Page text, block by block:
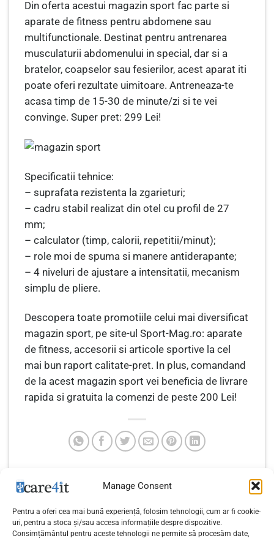
Manage Consent
Pentru a oferi cea mai bună experiență, folosim tehnologii, cum ar fi cookie-
uri, pentru a stoca și/sau accesa informațiile despre dispozitive.
Consimțământul pentru aceste tehnologii ne permite să procesăm date,
Din oferta acestui magazin sport fac parte si
aparate de fitness pentru abdomene sau
multifunctionale. Destinat pentru antrenarea
musculaturii abdomenului in special, dar si a
bratelor, coapselor sau fesierilor, acest aparat iti
poate oferi rezultate uimitoare. Antreneaza-te
acasa timp de 15-30 de minute/zi si te vei
convinge. Super pret: 299 Lei!
Specificatii tehnice:
– suprafata rezistenta la zgarieturi;
– cadru stabil realizat din otel cu profil de 27
mm;
– calculator (timp, calorii, repetitii/minut);
– role moi de spuma si manere antiderapante;
– 4 niveluri de ajustare a intensitatii, mecanism
simplu de pliere.
Descopera toate promotiile celui mai diversificat
magazin sport, pe site-ul Sport-Mag.ro: aparate
de fitness, accesorii si articole sportive la cel
mai bun raport calitate-pret. In plus, comandand
de la acest magazin sport vei beneficia de livrare
rapida si gratuita la comenzi de peste 200 Lei!
Dezvoltarea unui business:
3 sfaturi de la oamenii de
Noutățile Allview la MWC
Barcelona 2018: shopping,
entertainment și smart